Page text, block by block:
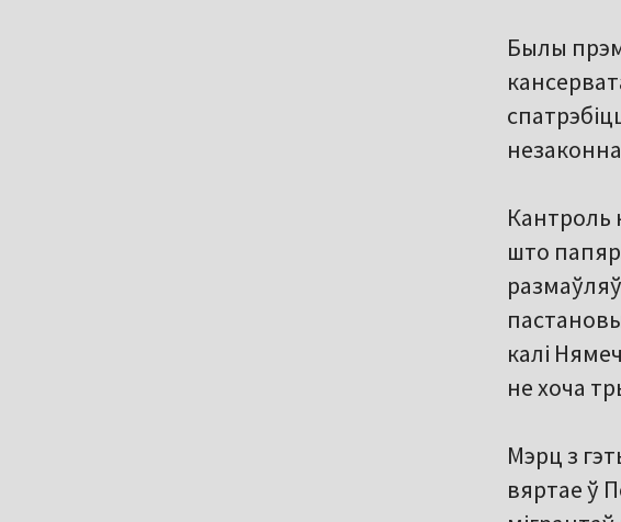
Былы
Кантроль
што
калі
не хоча
Мэрц з
вяртае ў